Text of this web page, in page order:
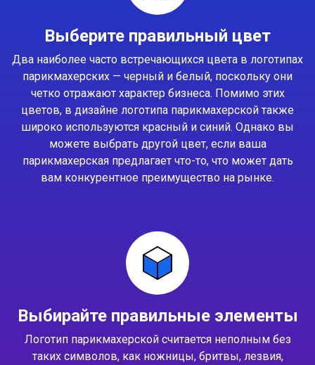
Выберите правильный цвет
Два наиболее часто встречающихся цвета в логотипах
парикмахерских — черный и белый, поскольку они
четко отражают характер бизнеса. Помимо этих
цветов, в дизайне логотипа парикмахерской также
широко используются красный и синий. Однако вы
можете выбрать другой цвет, если ваша
парикмахерская предлагает что-то, что может дать
вам конкурентное преимущество на рынке.
Выбирайте правильные элементы
Логотип парикмахерской считается неполным без
таких символов, как ножницы, бритвы, лезвия,